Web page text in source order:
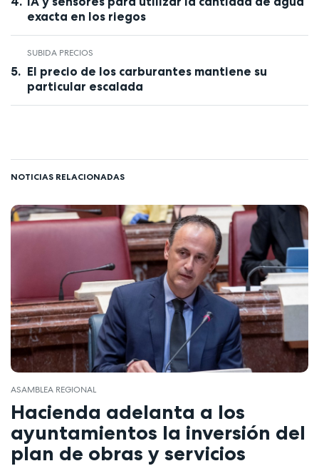
exacta en los riegos
SUBIDA PRECIOS
El precio de los carburantes mantiene su
particular escalada
NOTICIAS RELACIONADAS
ASAMBLEA REGIONAL
Hacienda adelanta a los
ayuntamientos la inversión del
plan de obras y servicios